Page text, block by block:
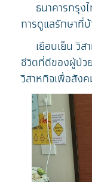
ธนาคารกรุงไ
การดูแลรักษาที่
เยือนเย็น วิส
ชีวิตที่ดีของผู้ป่ว
วิสาหกิจเพื่อสัง